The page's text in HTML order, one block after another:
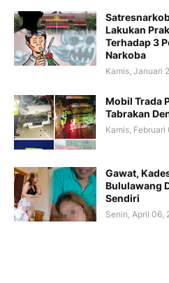
Lakukan
Terhadap 3
Narkoba
Kamis, Januari
Mobil Trada
Tabrakan
Kamis,
Gawat,
Bululawang
Sendiri
Senin, April 06,